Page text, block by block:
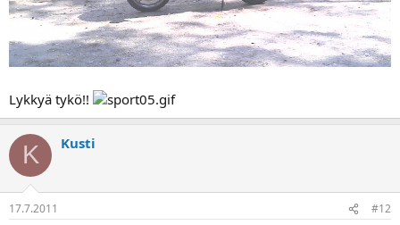
Lykkyä tykö!!
K Kusti
17.7.2011 #12